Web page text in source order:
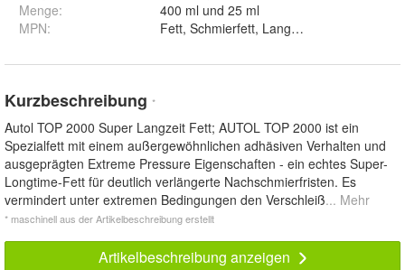
Menge:
400 ml und 25 ml
MPN: Fett, Schmierfett, Langzeitfett, Top 2000,
Kurzbeschreibung *
Autol TOP 2000 Super Langzeit Fett; AUTOL TOP 2000 ist ein
Spezialfett mit einem außergewöhnlichen adhäsiven Verhalten und
ausgeprägten Extreme Pressure Eigenschaften - ein echtes Super-
Longtime-Fett für deutlich verlängerte Nachschmierfristen. Es
vermindert unter extremen Bedingungen den Verschleiß... Mehr
* maschinell aus der Artikelbeschreibung erstellt
Artikelbeschreibung anzeigen